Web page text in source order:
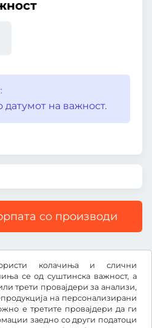
колачиња и слични
се од суштинска важност, а
трети провајдери за анализи,
на персонализирани
е третите провајдери да ги
заедно со други податоци
датумот на важност.
со производи
ДДВ.